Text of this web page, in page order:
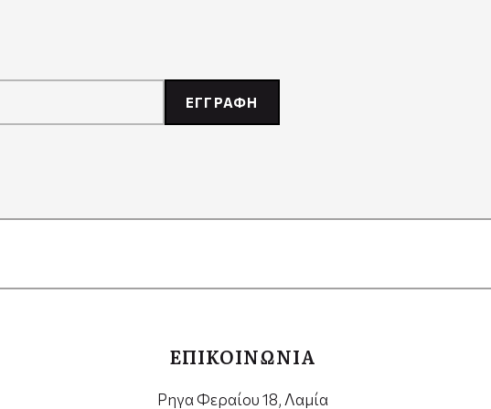
ΕΓΓΡΑΦΗ
ΕΠΙΚΟΙΝΩΝΙΑ
Ρηγα Φεραίου 18, Λαμία